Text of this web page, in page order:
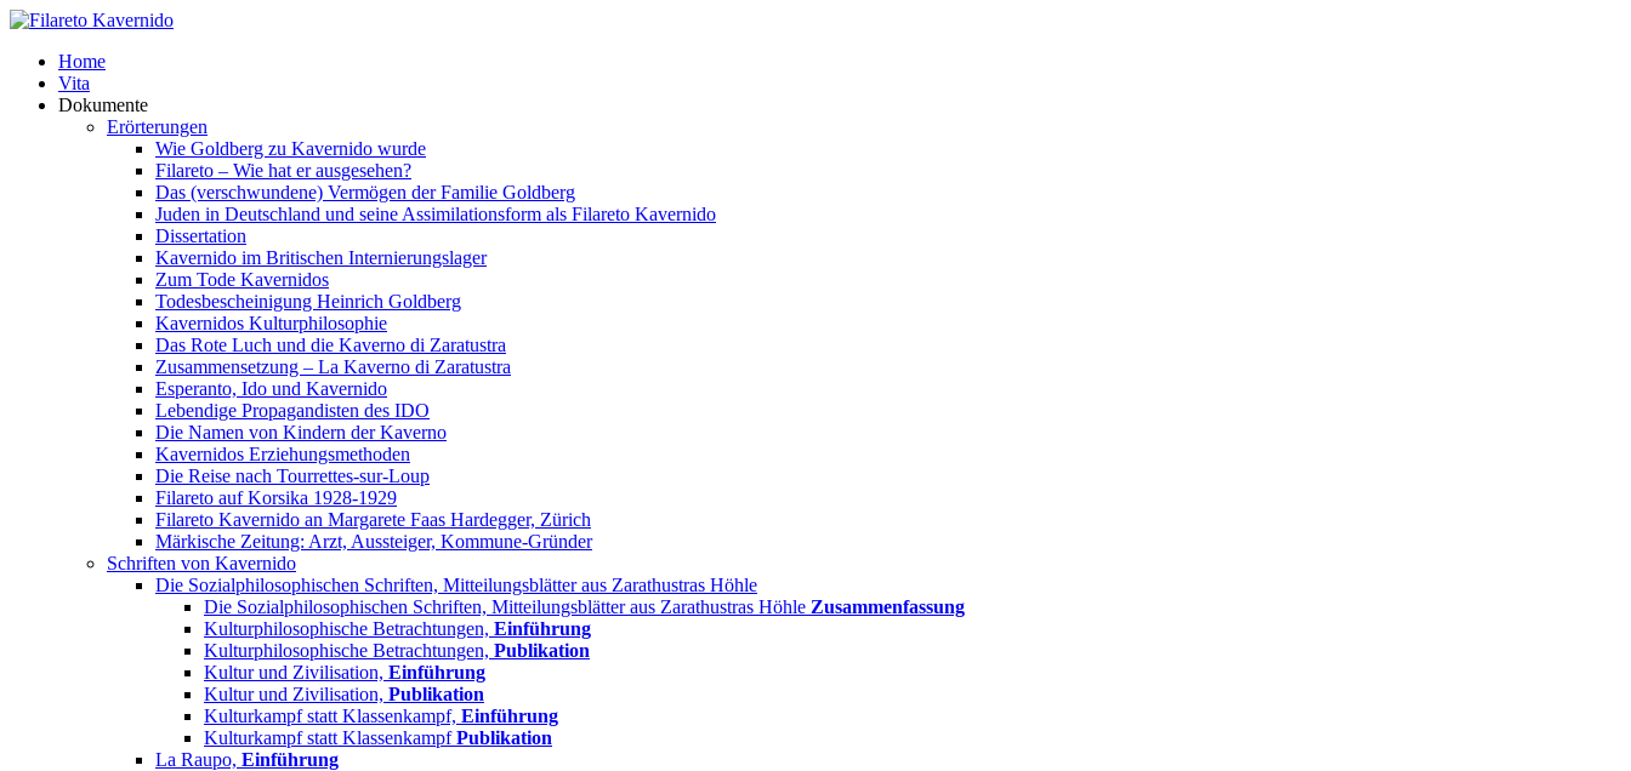
Home
Vita
Dokumente
Erörterungen
Wie Goldberg zu Kavernido wurde
Filareto – Wie hat er ausgesehen?
Das (verschwundene) Vermögen der Familie Goldberg
Juden in Deutschland und seine Assimilationsform als Filareto Kavernido
Dissertation
Kavernido im Britischen Internierungslager
Zum Tode Kavernidos
Todesbescheinigung Heinrich Goldberg
Kavernidos Kulturphilosophie
Das Rote Luch und die Kaverno di Zaratustra
Zusammensetzung – La Kaverno di Zaratustra
Esperanto, Ido und Kavernido
Lebendige Propagandisten des IDO
Die Namen von Kindern der Kaverno
Kavernidos Erziehungsmethoden
Die Reise nach Tourrettes-sur-Loup
Filareto auf Korsika 1928-1929
Filareto Kavernido an Margarete Faas Hardegger, Zürich
Märkische Zeitung: Arzt, Aussteiger, Kommune-Gründer
Schriften von Kavernido
Die Sozialphilosophischen Schriften, Mitteilungsblätter aus Zarathustras Höhle
Die Sozialphilosophischen Schriften, Mitteilungsblätter aus Zarathustras Höhle Zusammenfassung
Kulturphilosophische Betrachtungen, Einführung
Kulturphilosophische Betrachtungen, Publikation
Kultur und Zivilisation, Einführung
Kultur und Zivilisation, Publikation
Kulturkampf statt Klassenkampf, Einführung
Kulturkampf statt KlassenkampfPublikation
La Raupo, Einführung